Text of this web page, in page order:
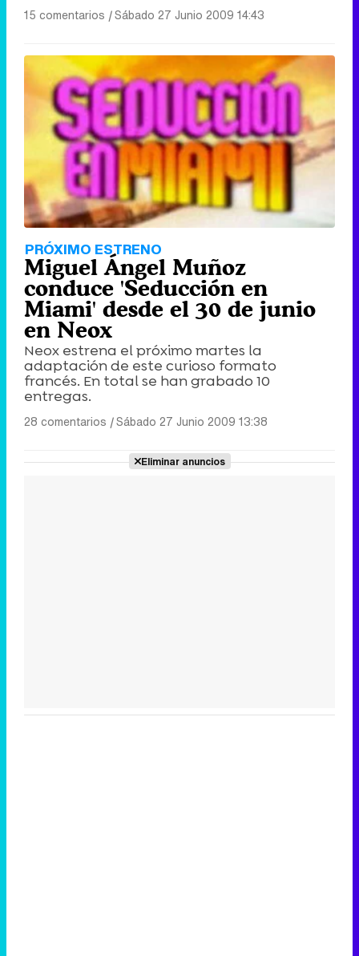
15 comentarios |Sábado 27 Junio 2009 14:43
PRÓXIMO ESTRENO
Miguel Ángel Muñoz
conduce 'Seducción en
Miami' desde el 30 de junio
en Neox
Neox estrena el próximo martes la
adaptación de este curioso formato
francés. En total se han grabado 10
entregas.
28 comentarios |Sábado 27 Junio 2009 13:38
Eliminar anuncios